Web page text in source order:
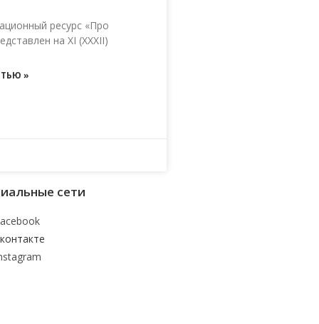
ресурс «Про
на XI (XXXII)
»
сети